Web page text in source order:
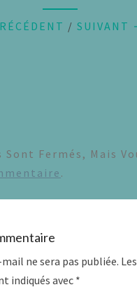
/ SUIVANT
Fermés, Mais
.
ne sera pas publiée.
indiqués avec *